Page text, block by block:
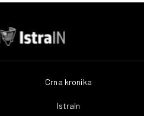
Crna kronika
IstraIn